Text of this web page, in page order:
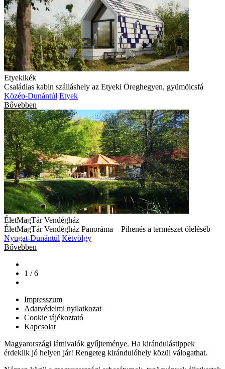
Etyekikék
Családias kabin szálláshely az Etyeki Öreghegyen, gyümölcsfá
Közép-Dunántúl Etyek
Bővebben
ÉletMagTár Vendégház
ÉletMagTár Vendégház Panoráma – Pihenés a természet öleléséb
Nyugat-Dunántúl Kétvölgy
Bővebben
1 / 6
Impresszum
Adatvédelmi nyilatkozat
Cookie tájékoztató
Kapcsolat
Magyarországi látnivalók gyűjteménye. Ha kirándulástippek
érdeklik jó helyen jár! Rengeteg kirándulóhely közül válogathat.